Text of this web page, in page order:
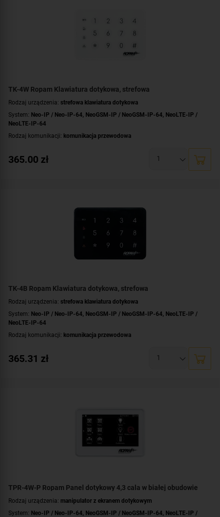
TK-4W Ropam Klawiatura dotykowa, strefowa
Rodzaj urządzenia: strefowa klawiatura dotykowa
System: Neo-IP / Neo-IP-64 NeoGSM-IP / NeoGSM-IP-64 NeoLTE-IP /
NeoLTE-IP-64
Rodzaj komunikacji: komunikacja przewodowa
Kolor obudowy:
365.00 zł
TK-4B Ropam Klawiatura dotykowa, strefowa
Rodzaj urządzenia: strefowa klawiatura dotykowa
System: Neo-IP / Neo-IP-64 NeoGSM-IP / NeoGSM-IP-64 NeoLTE-IP /
NeoLTE-IP-64
Rodzaj komunikacji: komunikacja przewodowa
Kolor obudowy:
365.31 zł
TPR-4W-P Ropam Panel dotykowy 4,3 cala w białej obudowie
Rodzaj urządzenia: manipulator z ekranem dotykowym
System: Neo-IP / Neo-IP-64 NeoGSM-IP / NeoGSM-IP-64 NeoLTE-IP /